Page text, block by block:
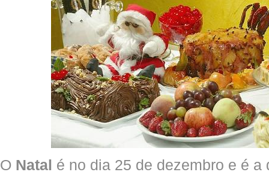
O Natal é no dia 25 de dezembro e é a